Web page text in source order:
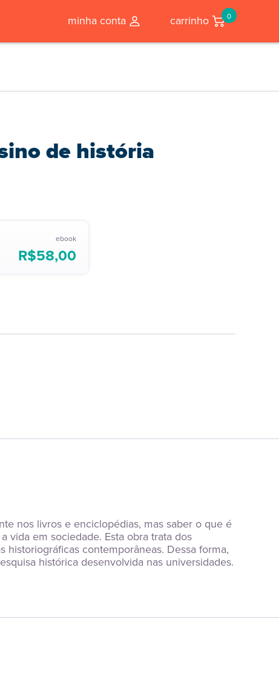
minha conta carrinho 0
de história
ebook
R$58,00
nos livros e enciclopédias, mas saber o que é
vida em sociedade. Esta obra trata dos
contemporâneas. Dessa forma,
histórica desenvolvida nas universidades.